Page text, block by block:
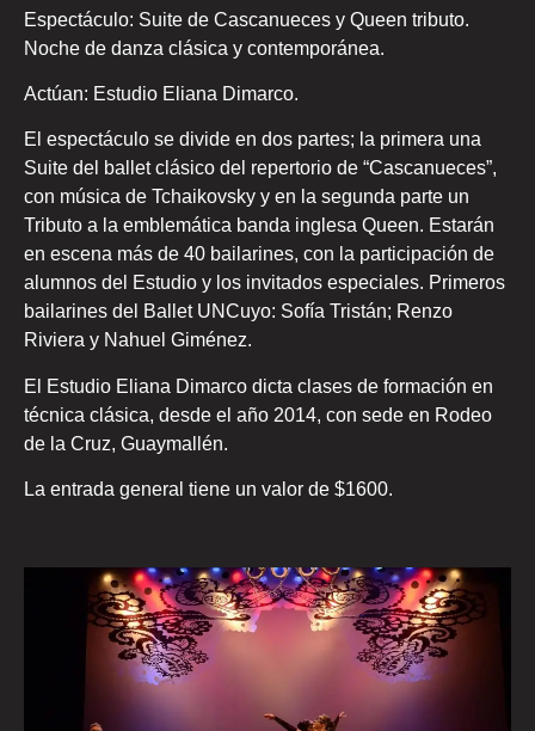
Espectáculo: Suite de Cascanueces y Queen tributo.
Noche de danza clásica y contemporánea.
Actúan: Estudio Eliana Dimarco.
El espectáculo se divide en dos partes; la primera una
Suite del ballet clásico del repertorio de “Cascanueces”,
con música de Tchaikovsky y en la segunda parte un
Tributo a la emblemática banda inglesa Queen. Estarán
en escena más de 40 bailarines, con la participación de
alumnos del Estudio y los invitados especiales. Primeros
bailarines del Ballet UNCuyo: Sofía Tristán; Renzo
Riviera y Nahuel Giménez.
El Estudio Eliana Dimarco dicta clases de formación en
técnica clásica, desde el año 2014, con sede en Rodeo
de la Cruz, Guaymallén.
La entrada general tiene un valor de $1600.